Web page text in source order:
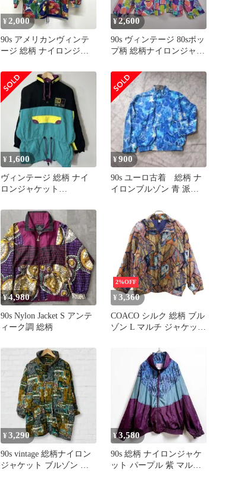
¥2,000
90s アメリカンヴィンテ
ージ 総柄 ナイロンジャ
¥2,600
90s ヴィンテージ 80sポッ
プ柄 総柄ナイロンジャケ
¥ 1,600
ヴィンテージ 総柄 ナイ
ロンジャケット
ルエット
¥900
​90s ユーロ古着 総柄 ナ
イロンブルゾン 青 派手
¥4,980
90s Nylon Jacket S アンテ
ィーク調 総柄
2%OFF
¥ 3,360
COACO シルク 総柄 ブル
ゾン L マルチ ジャケット
¥3,290
90s vintage 総柄ナイロン
ジャケット ブルゾン 個
¥3,580
90s 総柄 ナイロンジャケ
ット パープル 紫 マルチ